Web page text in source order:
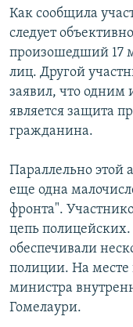
МИР
ГОЛОСА
ЧИТАЕМ ПРЕССУ
Все сайты РСЕ/
Как сообщила
следует
произошедший 17
лиц. Другой
заявил, что одним
является защита
гражданина.
Параллельно этой
еще одна
фронта".
цепь
обеспечивали
полиции. На месте
министра
Гомелаури.